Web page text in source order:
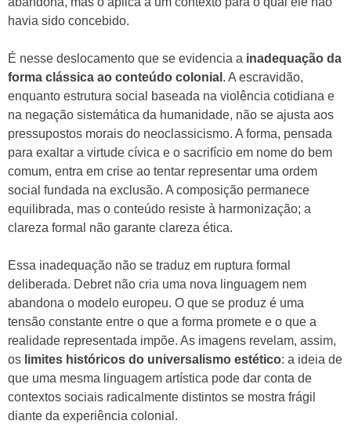
havia sido concebido.
É nesse deslocamento que se evidencia a inadequação da
forma clássica ao conteúdo colonial . A escravidão,
enquanto estrutura social baseada na violência cotidiana e
na negação sistemática da humanidade, não se ajusta aos
pressupostos morais do neoclassicismo. A forma, pensada
para exaltar a virtude cívica e o sacrifício em nome do bem
comum, entra em crise ao tentar representar uma ordem
social fundada na exclusão. A composição permanece
equilibrada, mas o conteúdo resiste à harmonização; a
clareza formal não garante clareza ética.
Essa inadequação não se traduz em ruptura formal
deliberada. Debret não cria uma nova linguagem nem
abandona o modelo europeu. O que se produz é uma
tensão constante entre o que a forma promete e o que a
realidade representada impõe. As imagens revelam, assim,
os limites históricos do universalismo estético: a ideia de
que uma mesma linguagem artística pode dar conta de
contextos sociais radicalmente distintos se mostra frágil
diante da experiência colonial.